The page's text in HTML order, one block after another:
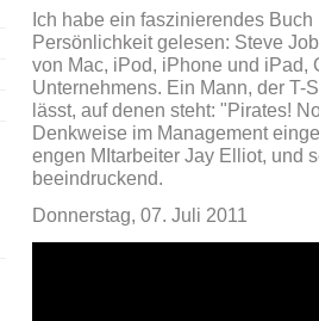
Ich habe ein faszinierendes
Persönlichkeit gelesen: Steve
von Mac, iPod, iPhone und iPad,
Unternehmens. Ein Mann, der T-
lässt, auf denen steht: "Pirates!
Denkweise im Management
engen MItarbeiter Jay Elliot, und
beeindruckend.
Donnerstag, 07. Juli 2011